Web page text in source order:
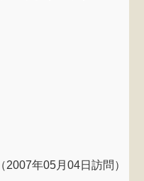
（2007年05月04日訪問）